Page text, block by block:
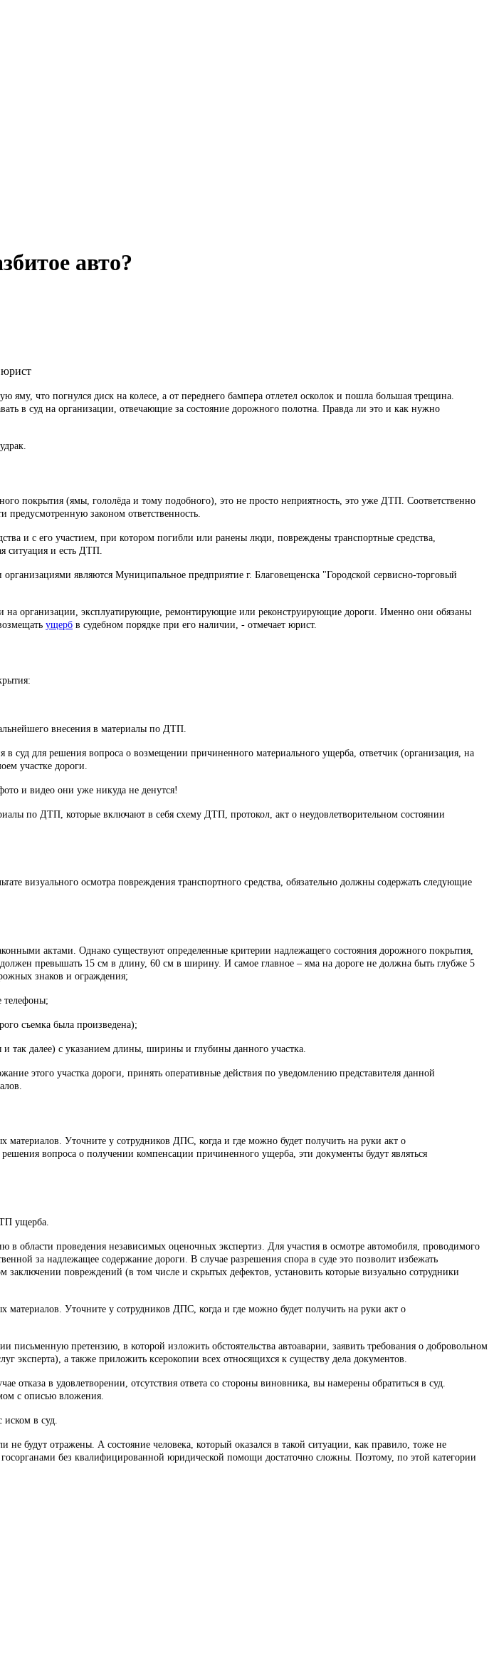
авто?
юрист
что погнулся диск на колесе, а от переднего бампера отлетел осколок и пошла большая трещина.
в суд на организации, отвечающие за состояние дорожного полотна. Правда ли это и как нужно
покрытия (ямы, гололёда и тому подобного), это не просто неприятность, это уже ДТП. Соответственно
законом ответственность.
и с его участием, при котором погибли или ранены люди, повреждены транспортные средства,
ситуация и есть ДТП.
являются Муниципальное предприятие г. Благовещенска "Городской сервисно-торговый
на организации, эксплуатирующие, ремонтирующие или реконструирующие дороги. Именно они обязаны
ущерб в судебном порядке при его наличии, - отмечает юрист.
внесения в материалы по ДТП.
суд для решения вопроса о возмещении причиненного материального ущерба, ответчик (организация, на
участке дороги.
и видео они уже никуда не денутся!
по ДТП, которые включают в себя схему ДТП, протокол, акт о неудовлетворительном состоянии
визуального осмотра повреждения транспортного средства, обязательно должны содержать следующие
актами. Однако существуют определенные критерии надлежащего состояния дорожного покрытия,
превышать 15 см в длину, 60 см в ширину. И самое главное – яма на дороге не должна быть глубже 5
знаков и ограждения;
телефоны;
съемка была произведена);
так далее) с указанием длины, ширины и глубины данного участка.
этого участка дороги, принять оперативные действия по уведомлению представителя данной
Уточните у сотрудников ДПС, когда и где можно будет получить на руки акт о
вопроса о получении компенсации причиненного ущерба, эти документы будут являться
ущерба.
проведения независимых оценочных экспертиз. Для участия в осмотре автомобиля, проводимого
за надлежащее содержание дороги. В случае разрешения спора в суде это позволит избежать
повреждений (в том числе и скрытых дефектов, установить которые визуально сотрудники
Уточните у сотрудников ДПС, когда и где можно будет получить на руки акт о
письменную претензию, в которой изложить обстоятельства автоаварии, заявить требования о добровольном
а также приложить ксерокопии всех относящихся к существу дела документов.
отказа в удовлетворении, отсутствия ответа со стороны виновника, вы намерены обратиться в суд.
с описью вложения.
в суд.
будут отражены. А состояние человека, который оказался в такой ситуации, как правило, тоже не
без квалифицированной юридической помощи достаточно сложны. Поэтому, по этой категории